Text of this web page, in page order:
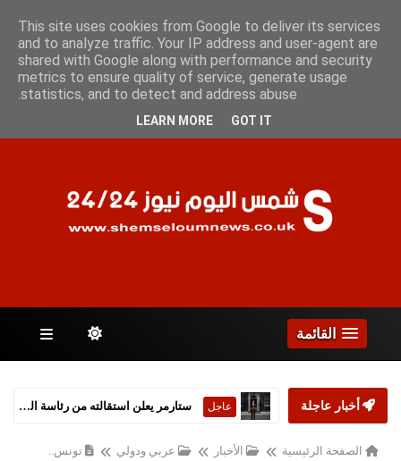
السبت 8 أغسطس 2026
الصفحات
القائمة
أخبار عاجلة عاجل ستارمر يعلن استقالته من رئاسة الحكومة البريطانية
الصفحة الرئيسية الأخبار عربي ودولي
تونس..
This site uses cookies from Google to deliver its services
and to analyze traffic. Your IP address and user-agent are
shared with Google along with performance and security
metrics to ensure quality of service, generate usage
statistics, and to detect and address abuse.
LEARN MORE GOT IT